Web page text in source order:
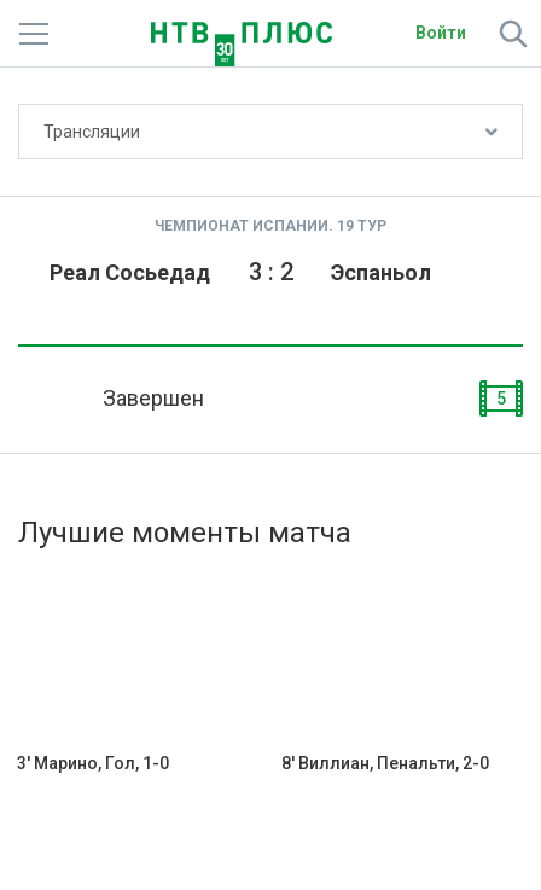
Войти
Спорт
Активировать промокод
Трансляции
ЧЕМПИОНАТ ИСПАНИИ. 19 ТУР
Реал Сосьедад Эспаньол
3 : 2
Завершен 5
Лучшие моменты матча
3' Марино, Гол, 1-0 8' Виллиан, Пенальти, 2-0